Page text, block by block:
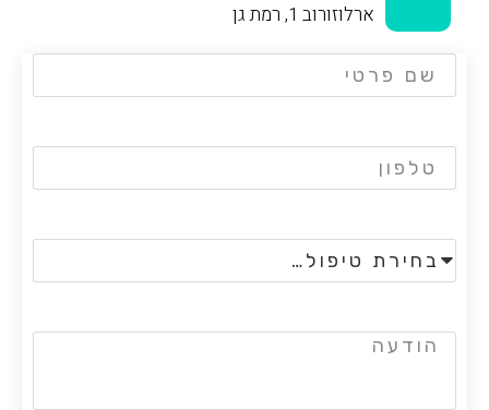
ארלוזורוב 1, רמת גן